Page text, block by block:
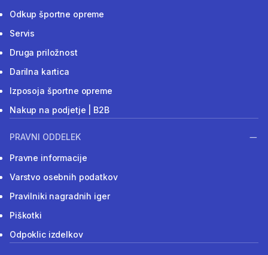
Odkup športne opreme
Servis
Druga priložnost
Darilna kartica
Izposoja športne opreme
Nakup na podjetje | B2B
PRAVNI ODDELEK
Pravne informacije
Varstvo osebnih podatkov
Pravilniki nagradnih iger
Piškotki
Odpoklic izdelkov